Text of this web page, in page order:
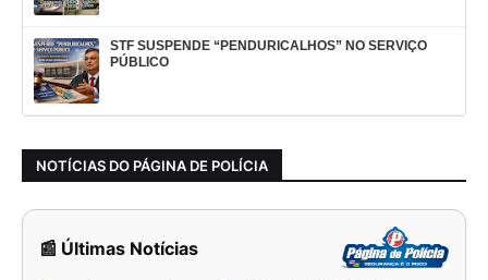
STF SUSPENDE “PENDURICALHOS” NO SERVIÇO
PÚBLICO
NOTÍCIAS DO PÁGINA DE POLÍCIA
📰 Últimas Notícias